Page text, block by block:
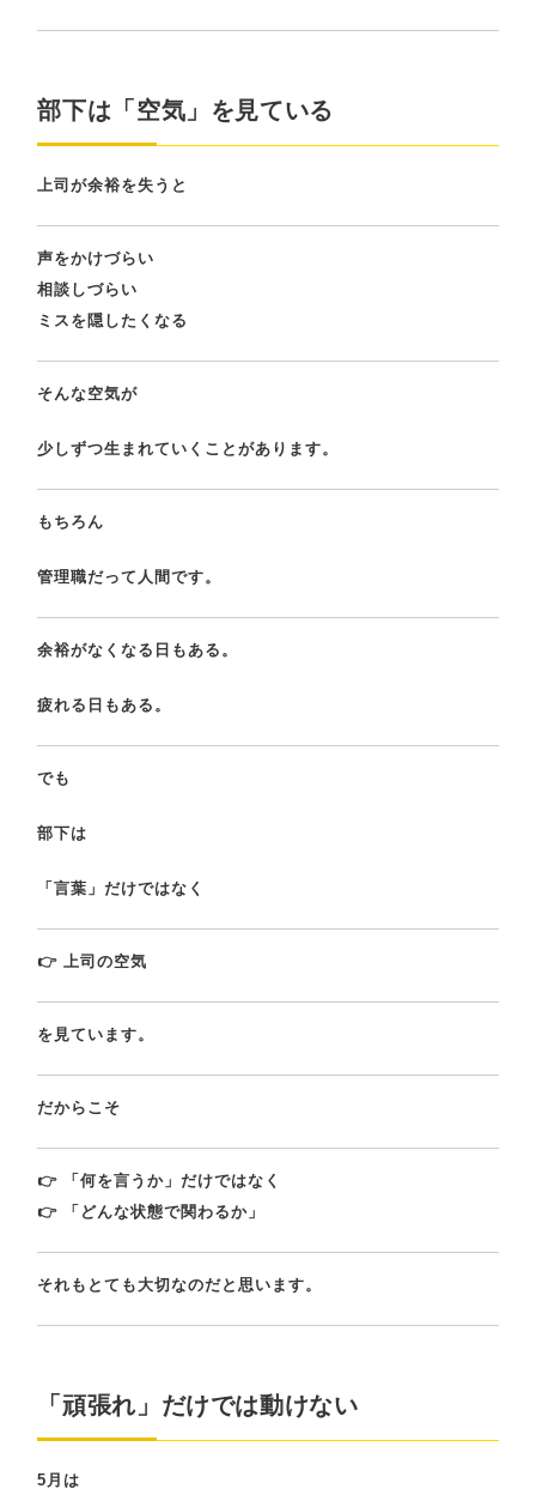
部下は「空気」を見ている
上司が余裕を失うと
声をかけづらい
相談しづらい
ミスを隠したくなる
そんな空気が
少しずつ生まれていくことがあります。
もちろん
管理職だって人間です。
余裕がなくなる日もある。
疲れる日もある。
でも
部下は
「言葉」だけではなく
👉 上司の空気
を見ています。
だからこそ
👉 「何を言うか」だけではなく
👉 「どんな状態で関わるか」
それもとても大切なのだと思います。
「頑張れ」だけでは動けない
5月は